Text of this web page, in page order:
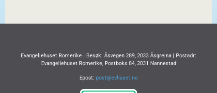
Evangeliehuset Romerike | Besøk: Åsvegen 289, 2033 Åsgreina | Postadr:
Evangeliehuset Romerike, Postboks 84, 2031 Nannestad
Epost: post@evhuset.no